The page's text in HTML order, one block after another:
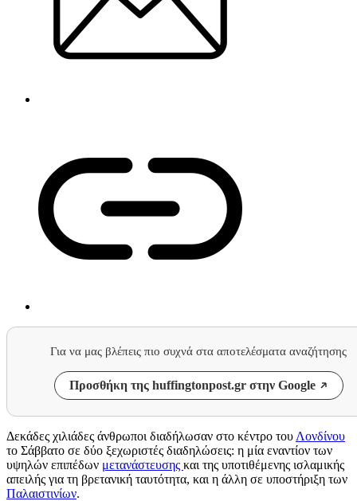
Για να μας βλέπεις πιο συχνά στα αποτελέσματα αναζήτησης
Προσθήκη της huffingtonpost.gr στην Google
Δεκάδες χιλιάδες άνθρωποι διαδήλωσαν στο κέντρο του Λονδίνου
το Σάββατο σε δύο ξεχωριστές διαδηλώσεις: η μία εναντίον των
υψηλών επιπέδων μετανάστευσης και της υποτιθέμενης ισλαμικής
απειλής για τη βρετανική ταυτότητα, και η άλλη σε υποστήριξη των
Παλαιστινίων.